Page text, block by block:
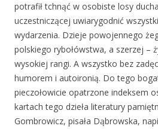
potrafił tchnąć w osobiste losy
uczestniczącej uwiarygodnić
wydarzenia. Dzieje powojennego
polskiego rybołówstwa, a szerzej –
wysokiej rangi. A wszystko bez
humorem i autoironią. Do tego
pieczołowicie opatrzone indeksem
kartach tego dzieła literatury
Gombrowicz, pisała Dąbrowska,